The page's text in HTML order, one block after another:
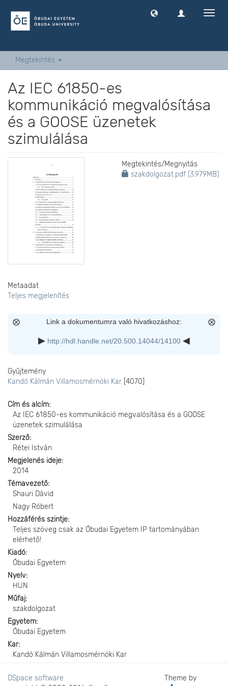
Megtekintés
Az IEC 61850-es
kommunikáció megvalósítása
és a GOOSE üzenetek
szimulálása
Megtekintés/Megnyitás
szakdolgozat.pdf (3.979MB)
Metaadat
Teljes megjelenítés
Link a dokumentumra való hivatkozáshoz:
http://hdl.handle.net/20.500.14044/14100
Gyűjtemény
Kandó Kálmán Villamosmérnöki Kar [4070]
Cím és alcím
Az IEC 61850-es kommunikáció megvalósítása és a GOOSE
üzenetek szimulálása
Szerző
Rétei István
Megjelenés ideje
2014
Témavezető
Shauri Dávid
Nagy Róbert
Hozzáférés szintje
Teljes szöveg csak az Óbudai Egyetem IP tartományában
elérhető!
Kiadó
Óbudai Egyetem
Nyelv
HUN
Műfaj
szakdolgozat
Egyetem
Óbudai Egyetem
Kar
Kandó Kálmán Villamosmérnöki Kar
DSpace software
Theme by